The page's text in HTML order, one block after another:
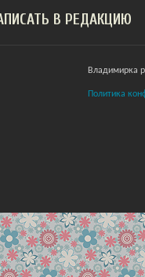
В РЕДАКЦИЮ
Владимирка
Политика